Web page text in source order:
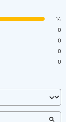
14
0
0
0
0